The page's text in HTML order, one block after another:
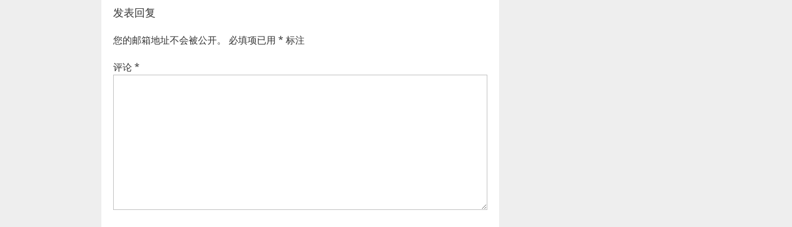
发表回复
您的邮箱地址不会被公开。 必填项已用 * 标注
评论*